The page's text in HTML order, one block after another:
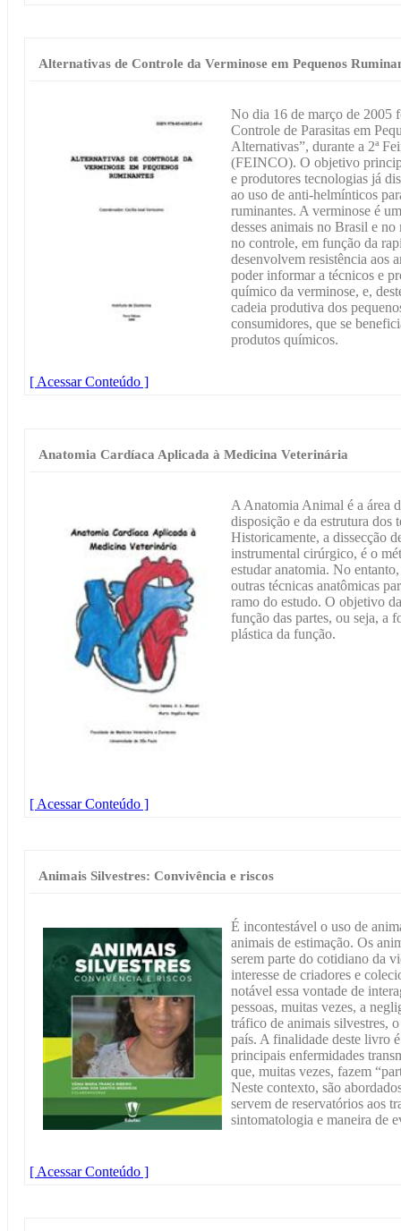
Alternativas de Controle da Verminose em Pequenos
No dia 16 de março de 2005
Controle de Parasitas em
Alternativas”, durante a 2ª
(FEINCO). O objetivo
e produtores tecnologias já
ao uso de anti-helmínticos
ruminantes. A verminose é
desses animais no Brasil e
no controle, em função da
desenvolvem resistência aos
poder informar a técnicos e
químico da verminose, e,
cadeia produtiva dos
consumidores, que se
produtos químicos.
[ Acessar Conteúdo ]
Anatomia Cardíaca Aplicada à Medicina Veterinária
A Anatomia Animal é a área
disposição e da estrutura dos
Historicamente, a dissecção
instrumental cirúrgico, é o
estudar anatomia. No
outras técnicas anatômicas
ramo do estudo. O objetivo
função das partes, ou seja, a
plástica da função.
[ Acessar Conteúdo ]
Animais Silvestres: Convivência e riscos
É incontestável o uso de
animais de estimação. Os
serem parte do cotidiano da
interesse de criadores e
notável essa vontade de
pessoas, muitas vezes, a
tráfico de animais silvestres,
país. A finalidade deste livro
principais enfermidades
que, muitas vezes, fazem
Neste contexto, são
servem de reservatórios aos
sintomatologia e maneira de
[ Acessar Conteúdo ]